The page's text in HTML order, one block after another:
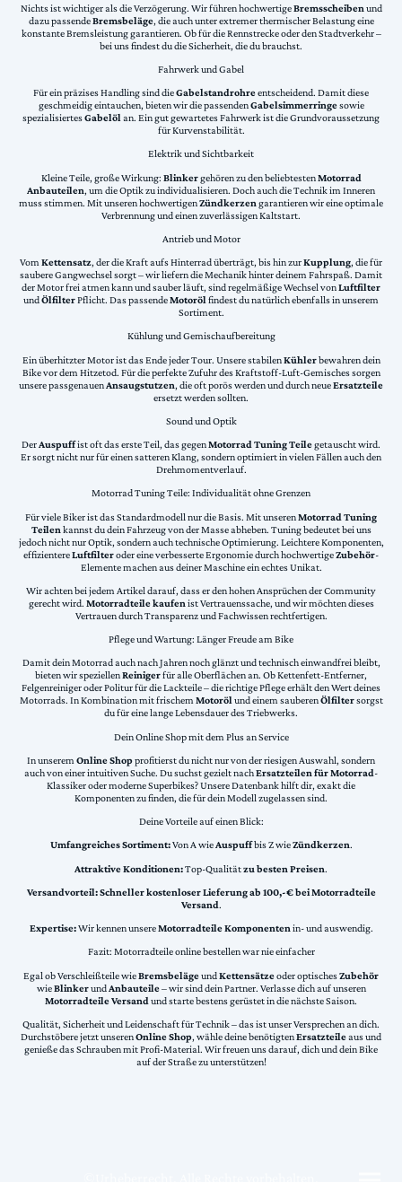
Nichts ist wichtiger als die Verzögerung. Wir führen hochwertigeBremsscheiben und
dazu passendeBremsbeläge, die auch unter extremer thermischer Belastung eine
konstante Bremsleistung garantieren. Ob für die Rennstrecke oder den Stadtverkehr –
bei uns findest du die Sicherheit, die du brauchst.
Fahrwerk und Gabel
Für ein präzises Handling sind dieGabelstandrohreentscheidend. Damit diese
geschmeidig eintauchen, bieten wir die passendenGabelsimmerringesowie
spezialisiertesGabelölan. Ein gut gewartetes Fahrwerk ist die Grundvoraussetzung
für Kurvenstabilität.
Elektrik und Sichtbarkeit
Kleine Teile, große Wirkung: Blinkergehören zu den beliebtestenMotorrad
Anbauteilen, um die Optik zu individualisieren. Doch auch die Technik im Inneren
muss stimmen. Mit unseren hochwertigenZündkerzen garantieren wir eine optimale
Verbrennung und einen zuverlässigen Kaltstart.
Antrieb und Motor
VomKettensatz, der die Kraft aufs Hinterrad überträgt, bis hin zurKupplung, die für
saubere Gangwechsel sorgt – wir liefern die Mechanik hinter deinem Fahrspaß. Damit
der Motor frei atmen kann und sauber läuft, sind regelmäßige Wechsel vonLuftfilter
undÖlfilterPflicht. Das passendeMotorölfindest du natürlich ebenfalls in unserem
Sortiment.
Kühlung und Gemischaufbereitung
Ein überhitzter Motor ist das Ende jeder Tour. Unsere stabilenKühlerbewahren dein
Bike vor dem Hitzetod. Für die perfekte Zufuhr des Kraftstoff-Luft-Gemisches sorgen
unsere passgenauenAnsaugstutzen, die oft porös werden und durch neueErsatzteile
ersetzt werden sollten.
Sound und Optik
DerAuspuffist oft das erste Teil, das gegenMotorrad Tuning Teilegetauscht wird.
Er sorgt nicht nur für einen satteren Klang, sondern optimiert in vielen Fällen auch den
Drehmomentverlauf.
Motorrad Tuning Teile: Individualität ohne Grenzen
Für viele Biker ist das Standardmodell nur die Basis. Mit unserenMotorrad Tuning
Teilen kannst du dein Fahrzeug von der Masse abheben. Tuning bedeutet bei uns
jedoch nicht nur Optik, sondern auch technische Optimierung. Leichtere Komponenten,
effizientereLuftfilteroder eine verbesserte Ergonomie durch hochwertigeZubehör-
Elemente machen aus deiner Maschine ein echtes Unikat.
Wir achten bei jedem Artikel darauf, dass er den hohen Ansprüchen der Community
gerecht wird. Motorradteile kaufen ist Vertrauenssache, und wir möchten dieses
Vertrauen durch Transparenz und Fachwissen rechtfertigen.
Pflege und Wartung: Länger Freude am Bike
Damit dein Motorrad auch nach Jahren noch glänzt und technisch einwandfrei bleibt,
bieten wir speziellenReinigerfür alle Oberflächen an. Ob Kettenfett-Entferner,
Felgenreiniger oder Politur für die Lackteile – die richtige Pflege erhält den Wert deines
Motorrads. In Kombination mit frischemMotorölund einem sauberenÖlfiltersorgst
du für eine lange Lebensdauer des Triebwerks.
Dein Online Shop mit dem Plus an Service
In unserem Online Shopprofitierst du nicht nur von der riesigen Auswahl, sondern
auch von einer intuitiven Suche. Du suchst gezielt nachErsatzteilen für Motorrad-
Klassiker oder moderne Superbikes? Unsere Datenbank hilft dir, exakt die
Komponenten zu finden, die für dein Modell zugelassen sind.
Deine Vorteile auf einen Blick:
Umfangreiches Sortiment:Von A wieAuspuffbis Z wieZündkerzen.
Attraktive Konditionen:Top-Qualitätzu besten Preisen.
Versandvorteil:Schneller kostenloser Lieferung ab 100,-€ bei Motorradteile
Versand.
Expertise:Wir kennen unsereMotorradteile Komponentenin- und auswendig.
Fazit: Motorradteile online bestellen war nie einfacher
Egal ob Verschleißteile wieBremsbelägeundKettensätzeoder optischesZubehör
wieBlinkerundAnbauteile– wir sind dein Partner. Verlasse dich auf unseren
Motorradteile Versand und starte bestens gerüstet in die nächste Saison.
Qualität, Sicherheit und Leidenschaft für Technik – das ist unser Versprechen an dich.
Durchstöbere jetzt unserenOnline Shop, wähle deine benötigtenErsatzteileaus und
genieße das Schrauben mit Profi-Material. Wir freuen uns darauf, dich und dein Bike
auf der Straße zu unterstützen!